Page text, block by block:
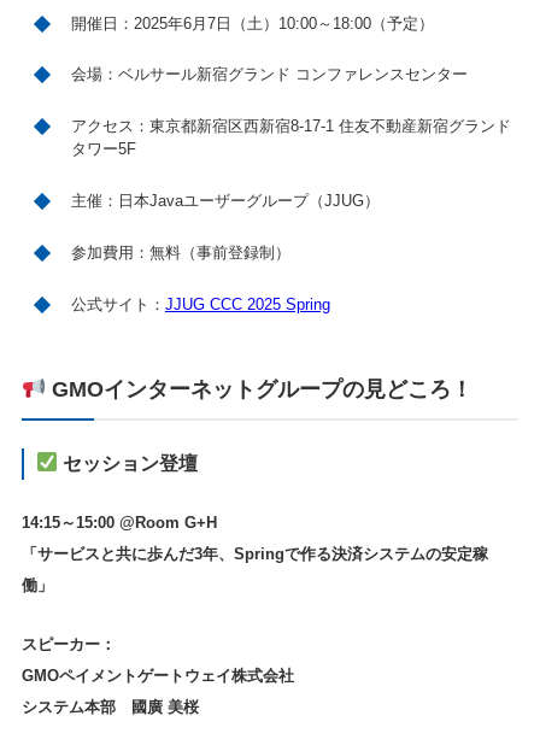
開催日 ：2025年6月7日（土）10:00～18:00（予定）
会場：ベルサール新宿グランド コンファレンスセンター
アクセス ：東京都新宿区西新宿8-17-1 住友不動産新宿グランド
タワー5F
主催：日本Javaユーザーグループ（JJUG）
参加費用 ：無料（事前登録制）
公式サイト ： JJUG CCC 2025 Spring
GMOインターネットグループの見どころ！
セッション登壇
14:15～15:00 @Room G+H
「サービスと共に歩んだ3年、Springで作る決済システムの安定稼
働」
スピーカー：
GMOペイメントゲートウェイ株式会社
システム本部 國廣 美桜